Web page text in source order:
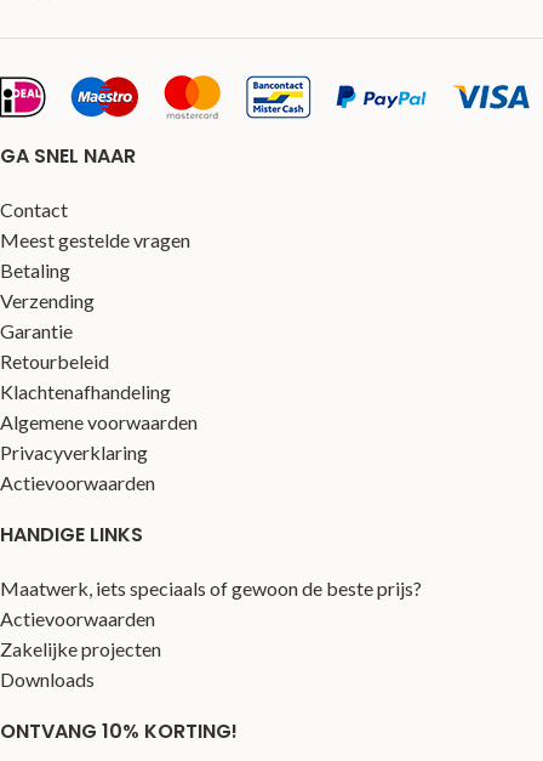
GA SNEL NAAR
Contact
Meest gestelde vragen
Betaling
Verzending
Garantie
Retourbeleid
Klachtenafhandeling
Algemene voorwaarden
Privacyverklaring
Actievoorwaarden
HANDIGE LINKS
Maatwerk, iets speciaals of gewoon de beste prijs?
Actievoorwaarden
Zakelijke projecten
Downloads
ONTVANG 10% KORTING!